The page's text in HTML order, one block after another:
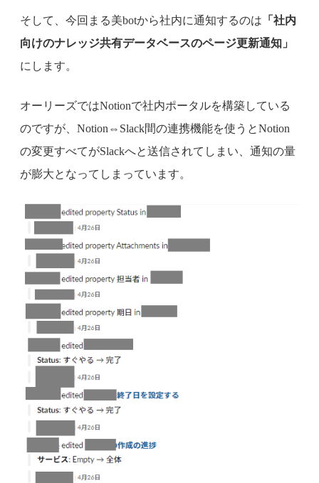
そして、今回まる美botから社内に通知するのは 「社内
向けのナレッジ共有データベースのページ更新通知」
にします。
オーリーズではNotionで社内ポータルを構築している
のですが、Notion⇔Slack間の連携機能を使うとNotion
の変更すべてがSlackへと送信されてしまい、通知の量
が膨大となってしまっています。